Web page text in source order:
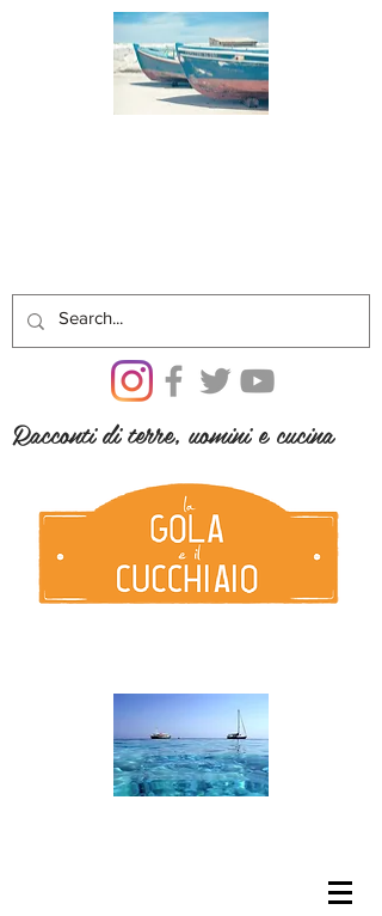
Racconti di terre, uomini e cucina